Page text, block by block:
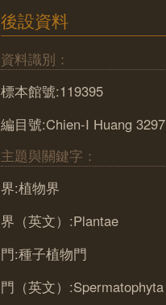
後設資料
資料識別：
標本館號:119395
編目號:Chien-I Huang 3297
主題與關鍵字：
界:植物界
界（英文）:Plantae
門:種子植物門
門（英文）:Spermatophyta